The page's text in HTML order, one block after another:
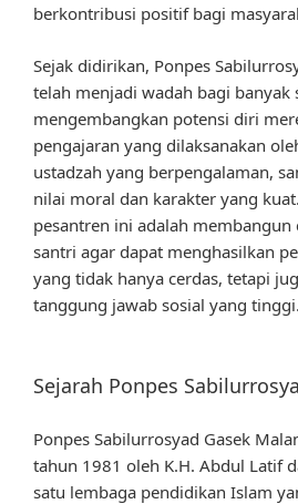
berkontribusi positif bagi
Sejak didirikan, Ponpes
telah menjadi wadah bagi banyak
mengembangkan potensi diri
pengajaran yang dilaksanakan
ustadzah yang berpengalaman,
nilai moral dan karakter yang
pesantren ini adalah
santri agar dapat menghasilkan
yang tidak hanya cerdas, tetapi
tanggung jawab sosial yang tinggi.
Sejarah Ponpes
Ponpes Sabilurrosyad Gasek
tahun 1981 oleh K.H. Abdul Latif
satu lembaga pendidikan Islam